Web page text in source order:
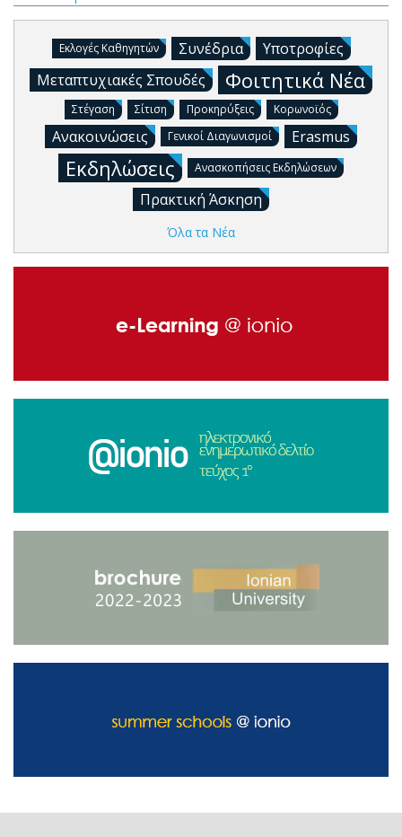
Εκλογές Καθηγητών Συνέδρια
Υποτροφίες
Μεταπτυχιακές Σπουδές
Φοιτητικά Νέα
Στέγαση Σίτιση Προκηρύξεις Κορωνοϊός
Ανακοινώσεις Γενικοί Διαγωνισμοί Erasmus
Εκδηλώσεις Ανασκοπήσεις Εκδηλώσεων
Πρακτική Άσκηση
Όλα τα Νέα